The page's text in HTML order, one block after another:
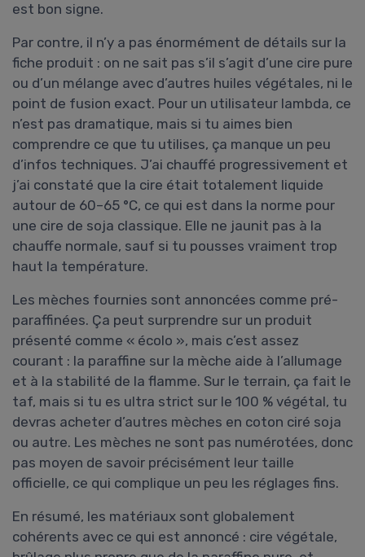
est bon signe.
Par contre, il n’y a pas énormément de détails sur la
fiche produit : on ne sait pas s’il s’agit d’une cire pure
ou d’un mélange avec d’autres huiles végétales, ni le
point de fusion exact. Pour un utilisateur lambda, ce
n’est pas dramatique, mais si tu aimes bien
comprendre ce que tu utilises, ça manque un peu
d’infos techniques. J’ai chauffé progressivement et
j’ai constaté que la cire était totalement liquide
autour de 60–65 °C, ce qui est dans la norme pour
une cire de soja classique. Elle ne jaunit pas à la
chauffe normale, sauf si tu pousses vraiment trop
haut la température.
Les mèches fournies sont annoncées comme pré-
paraffinées. Ça peut surprendre sur un produit
présenté comme « écolo », mais c’est assez
courant : la paraffine sur la mèche aide à l’allumage
et à la stabilité de la flamme. Sur le terrain, ça fait le
taf, mais si tu es ultra strict sur le 100 % végétal, tu
devras acheter d’autres mèches en coton ciré soja
ou autre. Les mèches ne sont pas numérotées, donc
pas moyen de savoir précisément leur taille
officielle, ce qui complique un peu les réglages fins.
En résumé, les matériaux sont globalement
cohérents avec ce qui est annoncé : cire végétale,